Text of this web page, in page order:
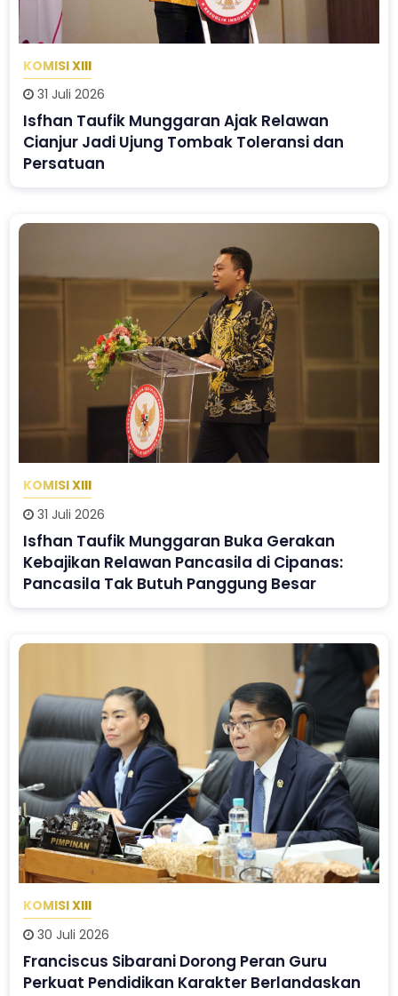
KOMISI XIII
31 Juli 2026
Isfhan Taufik Munggaran Ajak Relawan
Cianjur Jadi Ujung Tombak Toleransi dan
Persatuan
KOMISI XIII
31 Juli 2026
Isfhan Taufik Munggaran Buka Gerakan
Kebajikan Relawan Pancasila di Cipanas:
Pancasila Tak Butuh Panggung Besar
KOMISI XIII
30 Juli 2026
Franciscus Sibarani Dorong Peran Guru
Perkuat Pendidikan Karakter Berlandaskan